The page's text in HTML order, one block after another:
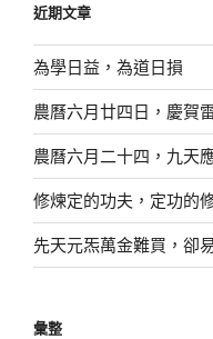
字:
近期文章
為學日益，為道日損
農曆六月廿四日，慶賀
農曆六月二十四，九天
修煉定的功夫，定功的
先天元炁萬金難買，卻
彙整